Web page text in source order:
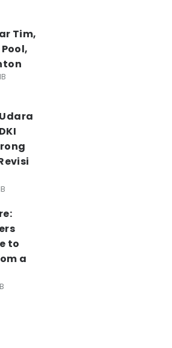
Tim,
to
a